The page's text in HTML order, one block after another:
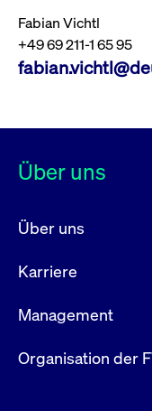
Fabian Vichtl
+49 69 211-1 65 95
Über uns
Über uns
Karriere
Management
Organisation der